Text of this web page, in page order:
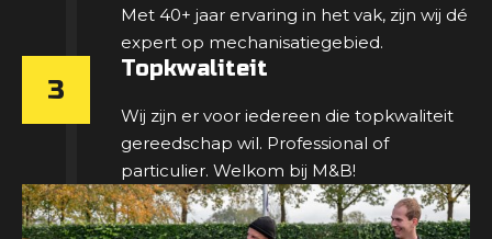
Met 40+ jaar ervaring in het vak, zijn wij dé
expert op mechanisatiegebied.
3
Topkwaliteit
Wij zijn er voor iedereen die topkwaliteit
gereedschap wil. Professional of
particulier. Welkom bij M&B!